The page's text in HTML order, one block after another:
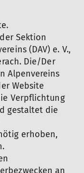
Sektion
(DAV) e. V.,
Die/Der
Alpenvereins
Website
Verpflichtung
gestaltet die
erhoben,
an